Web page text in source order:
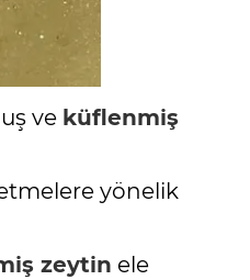
ve küflenmiş
yönelik
zeytin ele